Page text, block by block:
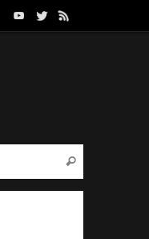
Cerca